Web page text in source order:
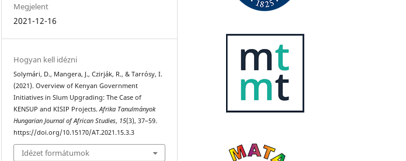
Megjelent
2021-12-16
Hogyan kell idézni
Solymári, D., Mangera, J., Czirják, R., & Tarrósy, I.
(2021). Overview of Kenyan Government
Initiatives in Slum Upgrading: The Case of
KENSUP and KISIP Projects.Afrika Tanulmányok
Hungarian Journal of African Studies, 15(3), 37–59.
https://doi.org/10.15170/AT.2021.15.3.3
Idézet formátumok